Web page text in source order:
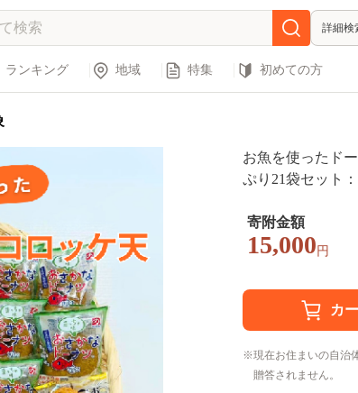
詳細検
ランキング 地域 特集 初めての方
お魚を使ったド
ぷり21袋セット
寄附金額
15,000 円
現在お住まいの自治
贈答されません。